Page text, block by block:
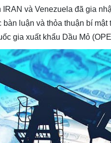
và Venezuela đã gia
luận và thỏa thuận bí
gia xuất khẩu Dầu Mỏ